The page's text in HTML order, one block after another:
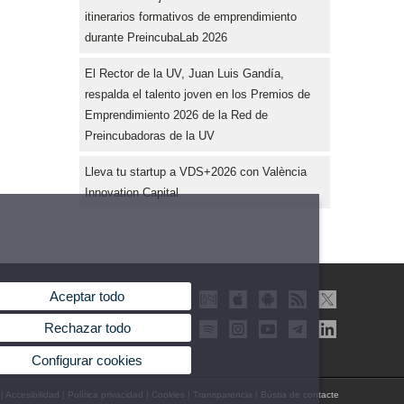
itinerarios formativos de emprendimiento
durante PreincubaLab 2026
El Rector de la UV, Juan Luis Gandía,
respalda el talento joven en los Premios de
Emprendimiento 2026 de la Red de
Preincubadoras de la UV
Lleva tu startup a VDS+2026 con València
Innovation Capital
Accesibilidad Política privacidad Cookies Transparencia Bústia de contacte
Aceptar todo
Rechazar todo
Configurar cookies